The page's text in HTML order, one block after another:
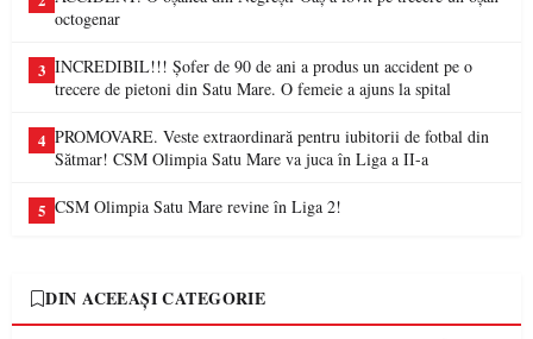
octogenar
3 INCREDIBIL!!! Șofer de 90 de ani a produs un accident pe o
trecere de pietoni din Satu Mare. O femeie a ajuns la spital
4 PROMOVARE. Veste extraordinară pentru iubitorii de fotbal din
Sătmar! CSM Olimpia Satu Mare va juca în Liga a II-a
5 CSM Olimpia Satu Mare revine în Liga 2!
DIN ACEEAȘI CATEGORIE